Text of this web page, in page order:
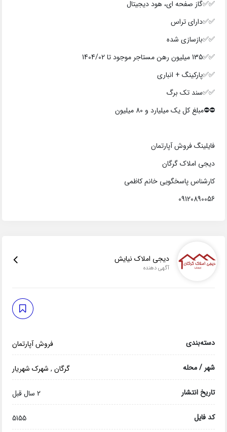
✅✅گاز صفحه ای، هود دیجیتال
✅✅دارای تراس
✅✅بازسازی شده
✅✅135 میلیون رهن مستاجر موجود تا 1404/02
✅✅پارکینگ + انباری
✅✅سند تک برگ
⛔⛔️مبلغ کل یک میلیارد و 80 میلیون
فایلینگ فروش آپارتمان
دیجی املاک گرگان
کارشناس پاسخگویی خانم کاظمی
09120890056
دیجی املاک نیایش
آگهی دهنده
دسته‌بندی فروش آپارتمان
شهر / محله گرگان, شهرک شهریار
تاریخ انتشار 2 سال قبل
کد فایل 5155